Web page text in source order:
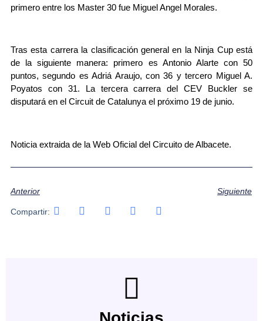
primero entre los Master 30 fue Miguel Angel Morales.
Tras esta carrera la clasificación general en la Ninja Cup está
de la siguiente manera: primero es Antonio Alarte con 50
puntos, segundo es Adriá Araujo, con 36 y tercero Miguel A.
Poyatos con 31. La tercera carrera del CEV Buckler se
disputará en el Circuit de Catalunya el próximo 19 de junio.
Noticia extraida de la Web Oficial del Circuito de Albacete.
Anterior Siguiente
Compartir: